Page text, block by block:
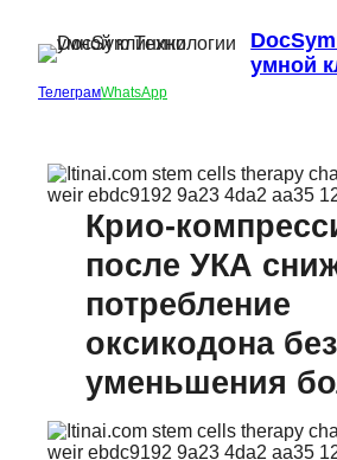
умной
ТелеграмWhatsApp
после УКА
потребление
оксикодона без
уменьшения